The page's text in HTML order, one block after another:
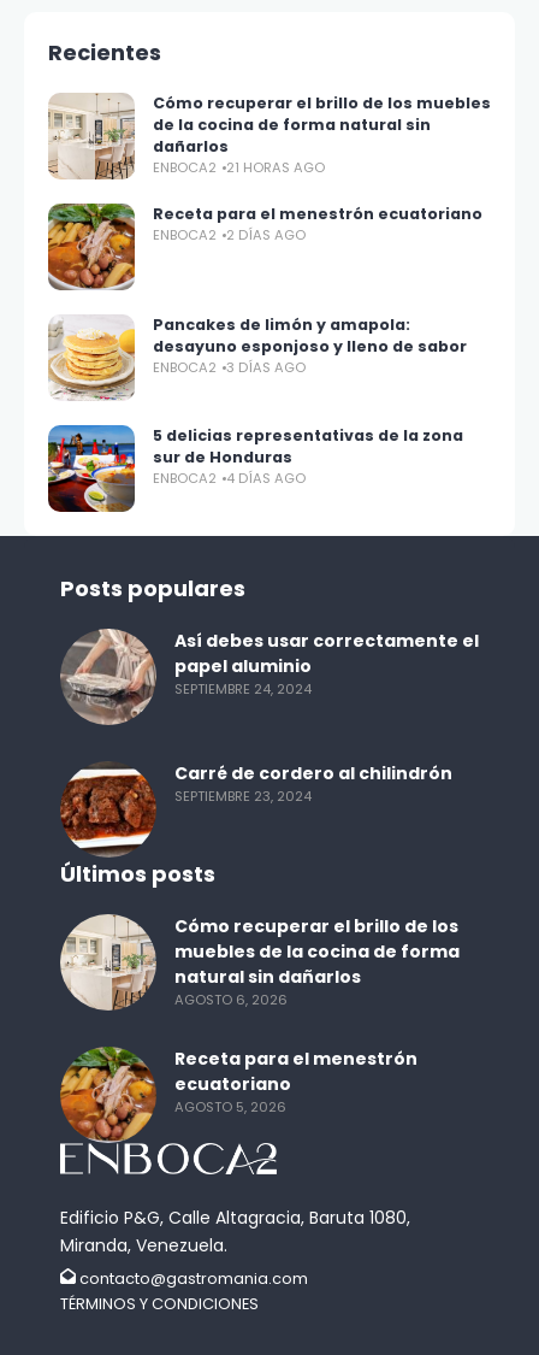
Recientes
Cómo recuperar el brillo de los muebles
de la cocina de forma natural sin
dañarlos
ENBOCA2 21 HORAS AGO
Receta para el menestrón ecuatoriano
ENBOCA2 2 DÍAS AGO
Pancakes de limón y amapola:
desayuno esponjoso y lleno de sabor
ENBOCA2 3 DÍAS AGO
5 delicias representativas de la zona
sur de Honduras
ENBOCA2 4 DÍAS AGO
Edificio P&G, Calle Altagracia, Baruta 1080,
Miranda, Venezuela.
contacto@gastromania.com
TÉRMINOS Y CONDICIONES
Posts populares
Así debes usar correctamente el
papel aluminio
SEPTIEMBRE 24, 2024
Carré de cordero al chilindrón
SEPTIEMBRE 23, 2024
Últimos posts
Cómo recuperar el brillo de los
muebles de la cocina de forma
natural sin dañarlos
AGOSTO 6, 2026
Receta para el menestrón
ecuatoriano
AGOSTO 5, 2026